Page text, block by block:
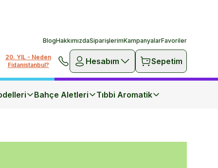
BlogHakkımızdaSiparişlerimKampanyalarFavoriler
20. YIL - Neden
Fidanistanbul?
Hesabım Sepetim
Bahçe Aletleri Tıbbi Aromatik